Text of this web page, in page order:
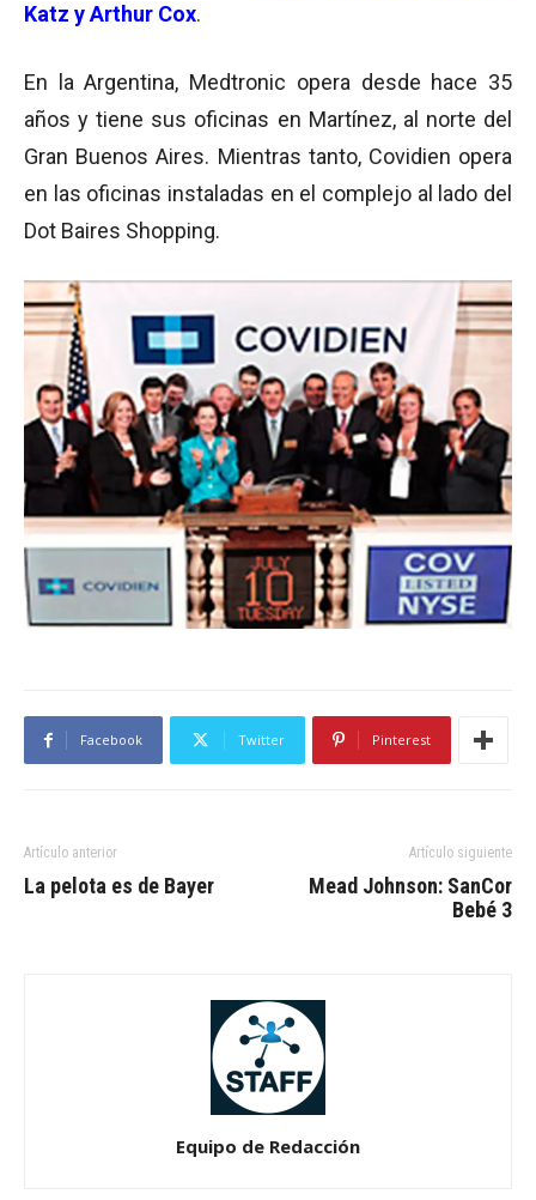
Katz y Arthur Cox.
En la Argentina, Medtronic opera desde hace 35
años y tiene sus oficinas en Martínez, al norte del
Gran Buenos Aires. Mientras tanto, Covidien opera
en las oficinas instaladas en el complejo al lado del
Dot Baires Shopping.
Facebook Twitter Pinterest
Artículo anterior
La pelota es de Bayer
Artículo siguiente
Mead Johnson: SanCor
Bebé 3
Equipo de Redacción